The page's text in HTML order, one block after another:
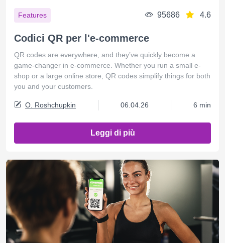
Features 95686 4.6
Codici QR per l'e-commerce
QR codes are everywhere, and they’ve quickly become a
game-changer in e-commerce. Whether you run a small e-
shop or a large online store, QR codes simplify things for both
you and your customers.
O. Roshchupkin 06.04.26 6 min
Leggi di più